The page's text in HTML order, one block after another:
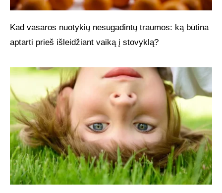
Kad vasaros nuotykių nesugadintų traumos: ką būtina
aptarti prieš išleidžiant vaiką į stovyklą?